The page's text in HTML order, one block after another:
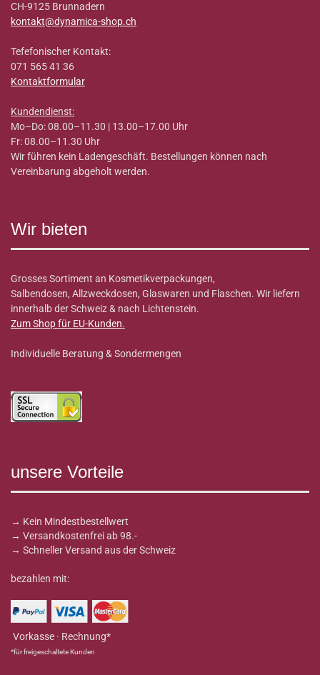
CH-9125 Brunnadern
kontakt@dynamica-shop.ch
Tefefonischer Kontakt:
071 565 41 36
Kontaktformular
Kundendienst:
Mo–Do: 08.00–11.30 | 13.00–17.00 Uhr
Fr: 08.00–11.30 Uhr
Wir führen kein Ladengeschäft. Bestellungen können nach
Vereinbarung abgeholt werden.
Wir bieten
Grosses Sortiment an Kosmetikverpackungen,
Salbendosen, Allzweckdosen, Glaswaren und Flaschen. Wir liefern
innerhalb der Schweiz & nach Lichtenstein.
Zum Shop für EU-Kunden.
Individuelle Beratung & Sondermengen
unsere Vorteile
→ Kein Mindestbestellwert
→ Versandkostenfrei ab 98.-
→ Schneller Versand aus der Schweiz
bezahlen mit:
Vorkasse · Rechnung*
*für freigeschaltete Kunden